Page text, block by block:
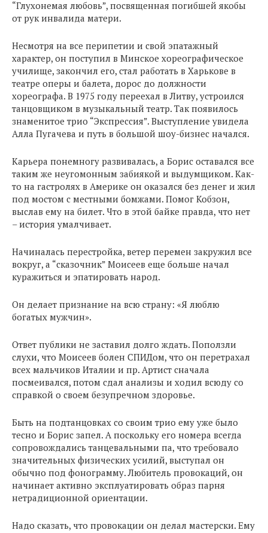
“Глухонемая любовь”, посвященная погибшей якобы
от рук инвалида матери.
Несмотря на все перипетии и свой эпатажный
характер, он поступил в Минское хореографическое
училище, закончил его, стал работать в Харькове в
театре оперы и балета, дорос до должности
хореографа. В 1975 году переехал в Литву, устроился
танцовщиком в музыкальный театр. Так появилось
знаменитое трио “Экспрессия”. Выступление увидела
Алла Пугачева и путь в большой шоу-бизнес начался.
Карьера понемногу развивалась, а Борис оставался все
таким же неугомонным забиякой и выдумщиком. Как-
то на гастролях в Америке он оказался без денег и жил
под мостом с местными бомжами. Помог Кобзон,
выслав ему на билет. Что в этой байке правда, что нет
– история умалчивает.
Начиналась перестройка, ветер перемен закружил все
вокруг, а “сказочник” Моисеев еще больше начал
куражиться и эпатировать народ.
Он делает признание на всю страну: «Я люблю
богатых мужчин».
Ответ публики не заставил долго ждать. Поползли
слухи, что Моисеев болен СПИДом, что он перетрахал
всех мальчиков Италии и пр. Артист сначала
посмеивался, потом сдал анализы и ходил всюду со
справкой о своем безупречном здоровье.
Быть на подтанцовках со своим трио ему уже было
тесно и Борис запел. А поскольку его номера всегда
сопровождались танцевальными па, что требовало
значительных физических усилий, выступал он
обычно под фонограмму. Любитель провокаций, он
начинает активно эксплуатировать образ парня
нетрадиционной ориентации.
Надо сказать, что провокации он делал мастерски. Ему